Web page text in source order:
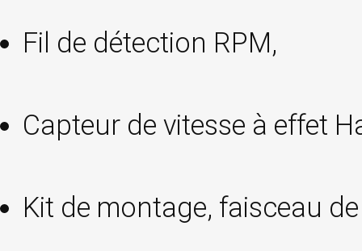
Fil de détection RPM,
Capteur de vitesse à effet
Kit de montage, faisceau